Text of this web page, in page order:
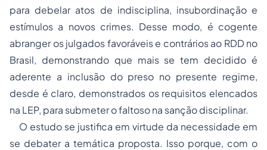
para debelar atos de indisciplina, insubordinação e
estímulos a novos crimes. Desse modo, é cogente
abranger os julgados favoráveis e contrários ao RDD no
Brasil, demonstrando que mais se tem decidido é
aderente a inclusão do preso no presente regime,
desde é claro, demonstrados os requisitos elencados
na LEP, para submeter o faltoso na sanção disciplinar.
O estudo se justifica em virtude da necessidade em
se debater a temática proposta. Isso porque, com o